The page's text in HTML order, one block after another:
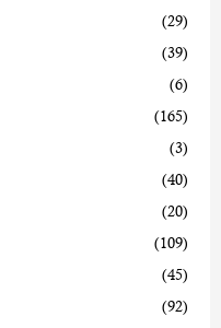
(29)
(39)
(6)
(165)
(3)
(40)
(20)
(109)
(45)
(92)